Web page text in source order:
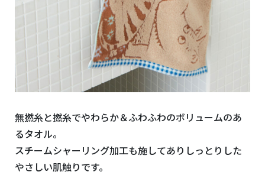
無撚糸と撚糸でやわらか＆ふわふわのボリュームのあ
るタオル。
スチームシャーリング加工も施してありしっとりした
やさしい肌触りです。